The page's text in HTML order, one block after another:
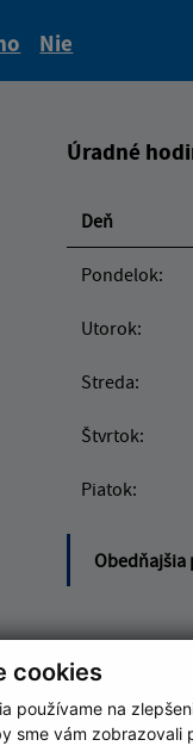
cookies
používame na
sme vám zobrazovali
Nie
reCaptcha Response
Úradné
Deň
Pondelok:
Utorok:
Streda:
Štvrtok:
Piatok:
Obedňajšia